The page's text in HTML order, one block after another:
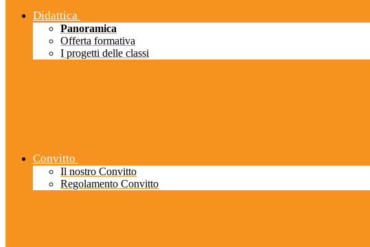
Didattica
Panoramica
Offerta formativa
I progetti delle classi
Convitto
Il nostro Convitto
Regolamento Convitto